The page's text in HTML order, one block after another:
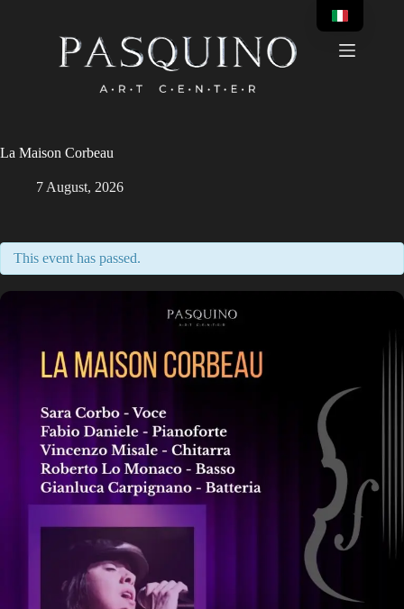
La Maison Corbeau
7 August, 2026
This event has passed.